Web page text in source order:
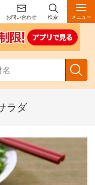
お問い合わせ 検索 メニュー
ラダ